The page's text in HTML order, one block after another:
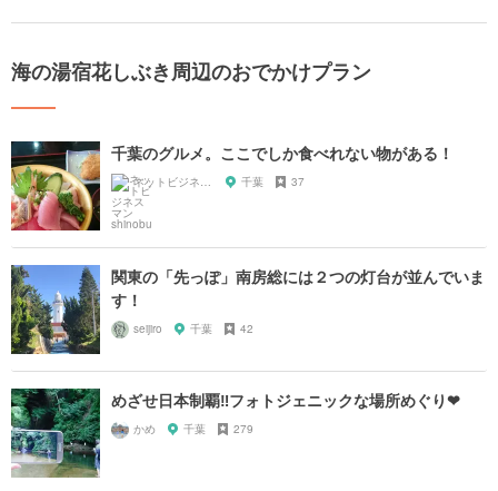
海の湯宿花しぶき周辺のおでかけプラン
千葉のグルメ。ここでしか食べれない物がある！
千葉 37
関東の「先っぽ」南房総には２つの灯台が並んでいま
す！
seijiro 千葉 42
めざせ日本制覇‼フォトジェニックな場所めぐり❤
かめ 千葉 279